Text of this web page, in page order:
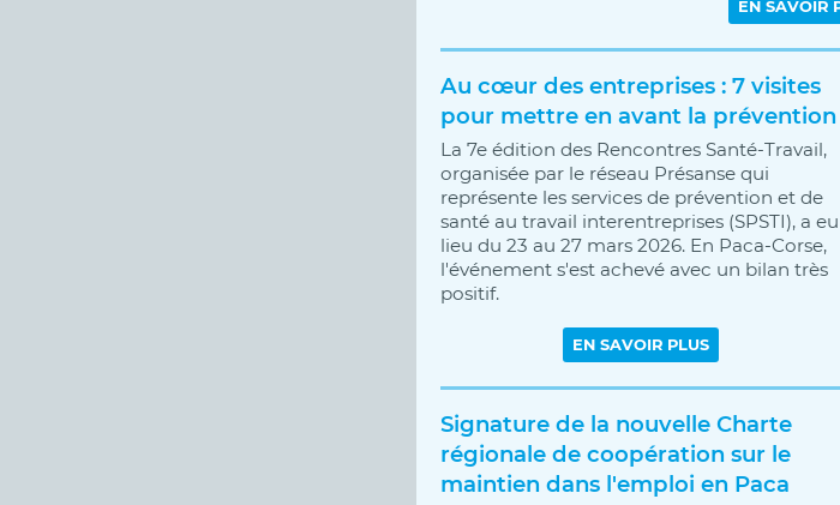
Au cœur des entreprises : 7 visites
pour mettre en avant la prévention
La 7e édition des Rencontres Santé-Travail,
organisée par le réseau Présanse qui
représente les services de prévention et de
santé au travail interentreprises (SPSTI), a eu
lieu du 23 au 27 mars 2026. En Paca-Corse,
l'événement s'est achevé avec un bilan très
positif.
Signature de la nouvelle Charte
régionale de coopération sur le
maintien dans l'emploi en Paca